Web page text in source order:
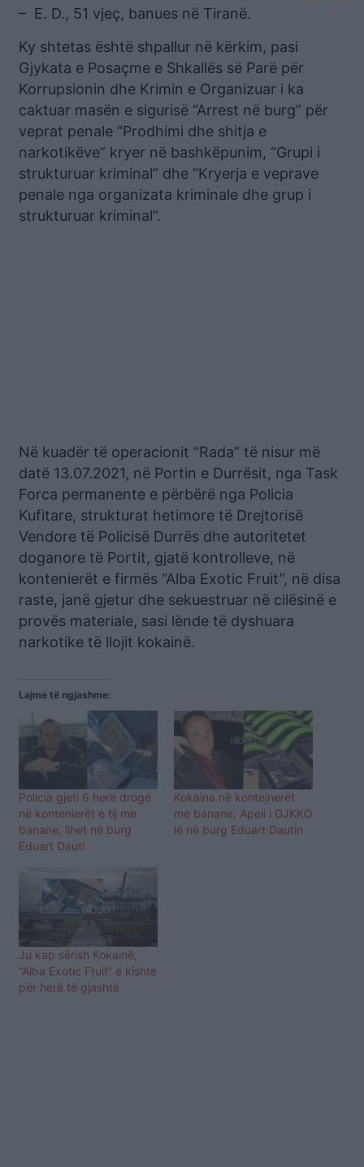
administratorin e firmës
– E. D., 51 vjeç, banues në Tiranë.
Ky shtetas është shpallur në kërkim, pasi
Gjykata e Posaçme e Shkallës së Parë për
Korrupsionin dhe Krimin e Organizuar i ka
caktuar masën e sigurisë “Arrest në burg” për
veprat penale “Prodhimi dhe shitja e
narkotikëve” kryer në bashkëpunim, “Grupi i
strukturuar kriminal” dhe “Kryerja e veprave
penale nga organizata kriminale dhe grup i
strukturuar kriminal”.
Në kuadër të operacionit “Rada” të nisur më
datë 13.07.2021, në Portin e Durrësit, nga Task
Forca permanente e përbërë nga Policia
Kufitare, strukturat hetimore të Drejtorisë
Vendore të Policisë Durrës dhe autoritetet
doganore të Portit, gjatë kontrolleve, në
kontenierët e firmës “Alba Exotic Fruit”, në disa
raste, janë gjetur dhe sekuestruar në cilësinë e
provës materiale, sasi lënde të dyshuara
narkotike të llojit kokainë.
Lajme të ngjashme:
Policia gjeti 6 herë drogë
në kontenierët e tij me
banane, lihet në burg
Eduart Dauti
Kokaina në kontejnerët
me banane, Apeli i GJKKO
lë në burg Eduart Dautin
Ju kap sërish Kokainë,
“Alba Exotic Fruit” e kishte
për herë të gjashtë